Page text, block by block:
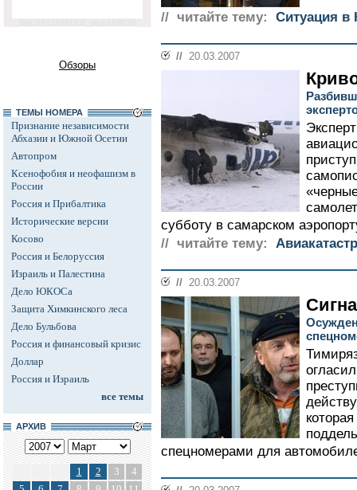
Обзоры
ТЕМЫ НОМЕРА
Признание независимости
Абхазии и Южной Осетии
Автопром
Ксенофобия и неофашизм в
России
Россия и Прибалтика
Исторические версии
Косово
Россия и Белоруссия
Израиль и Палестина
Дело ЮКОСа
Защита Химкинского леса
Дело Бульбова
Россия и финансовый кризис
Доллар
Россия и Израиль
все темы
АРХИВ
1 2 3
4
// читайте тему:
Ситуация в
// 20.03.2007
субботу в самарском
// читайте тему:
// 20.03.2007
спецномерами для